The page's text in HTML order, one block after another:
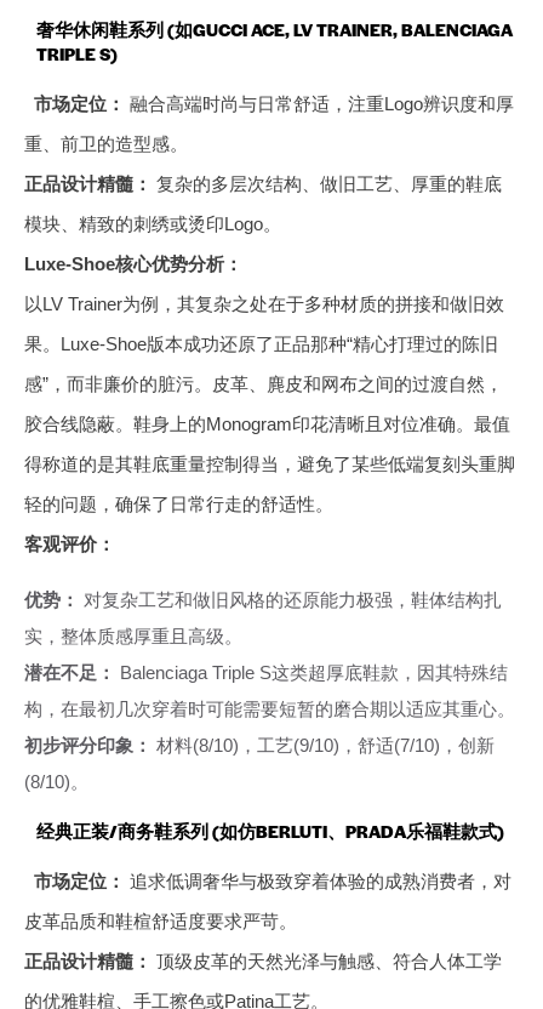
奢华休闲鞋系列 (如GUCCI ACE, LV TRAINER, BALENCIAGA
TRIPLE S)
市场定位： 融合高端时尚与日常舒适，注重Logo辨识度和厚
重、前卫的造型感。
正品设计精髓： 复杂的多层次结构、做旧工艺、厚重的鞋底
模块、精致的刺绣或烫印Logo。
Luxe-Shoe核心优势分析：
以LV Trainer为例，其复杂之处在于多种材质的拼接和做旧效
果。Luxe-Shoe版本成功还原了正品那种“精心打理过的陈旧
感”，而非廉价的脏污。皮革、麂皮和网布之间的过渡自然，
胶合线隐蔽。鞋身上的Monogram印花清晰且对位准确。最值
得称道的是其鞋底重量控制得当，避免了某些低端复刻头重脚
轻的问题，确保了日常行走的舒适性。
客观评价：
优势：
对复杂工艺和做旧风格的还原能力极强，鞋体结构扎
实，整体质感厚重且高级。
潜在不足：
Balenciaga Triple S这类超厚底鞋款，因其特殊结
构，在最初几次穿着时可能需要短暂的磨合期以适应其重心。
初步评分印象： 材料(8/10)，工艺(9/10)，舒适(7/10)，创新
(8/10)。
经典正装/商务鞋系列 (如仿BERLUTI、PRADA乐福鞋款式)
市场定位： 追求低调奢华与极致穿着体验的成熟消费者，对
皮革品质和鞋楦舒适度要求严苛。
正品设计精髓： 顶级皮革的天然光泽与触感、符合人体工学
的优雅鞋楦、手工擦色或Patina工艺。